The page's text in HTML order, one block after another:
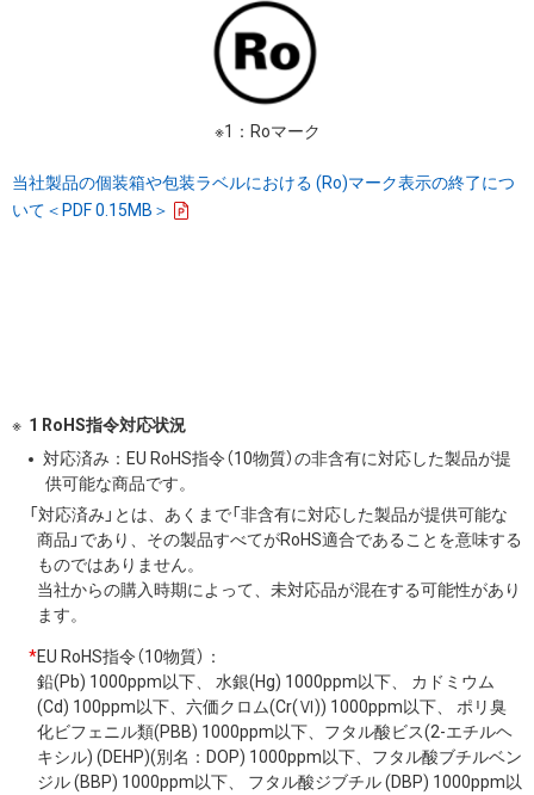
※1：Roマーク
当社製品の個装箱や包装ラベルにおける (Ro)マーク表示の終了につ
いて＜PDF 0.15MB＞
1 RoHS指令対応状況
対応済み：EU RoHS指令（10物質）の非含有に対応した製品が提
供可能な商品です。
「対応済み」とは、あくまで「非含有に対応した製品が提供可能な
商品」であり、その製品すべてがRoHS適合であることを意味する
ものではありません。
当社からの購入時期によって、未対応品が混在する可能性があり
ます。
*EU RoHS指令（10物質）：
鉛(Pb) 1000ppm以下、 水銀(Hg) 1000ppm以下、 カドミウム
(Cd) 100ppm以下、六価クロム(Cr(Ⅵ)) 1000ppm以下、 ポリ臭
化ビフェニル類(PBB) 1000ppm以下、フタル酸ビス(2-エチルヘ
キシル) (DEHP)(別名：DOP) 1000ppm以下、フタル酸ブチルベン
ジル (BBP) 1000ppm以下、 フタル酸ジブチル (DBP) 1000ppm以